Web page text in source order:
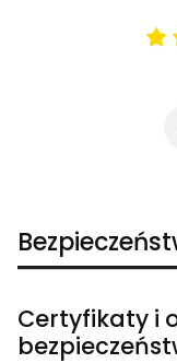
Certyfikaty i